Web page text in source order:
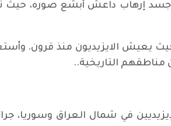
إرهاب داعش أبشع صوره، حيث
حيث يعيش الايزيديون منذ قرون.
مناطقهم التاريخية..
داعش ضد الإيزيديين في شمال العراق